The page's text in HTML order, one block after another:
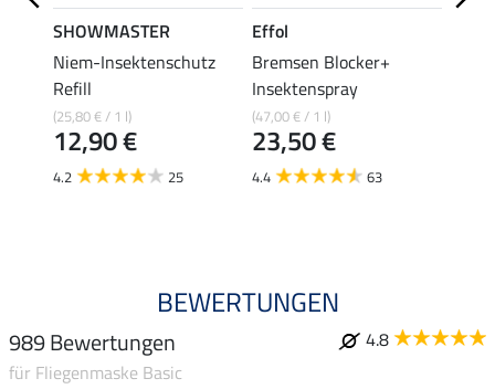
SHOWMASTER
Niem-Insektenschutz
Refill
(25,80 € / 1 l)
12,90 €
4.2 25
Effol
Bremsen Blocker+
Insektenspray
(47,00 € / 1 l)
23,50 €
4.4 63
BEWERTUNGEN
989 Bewertungen
4.8
für Fliegenmaske Basic